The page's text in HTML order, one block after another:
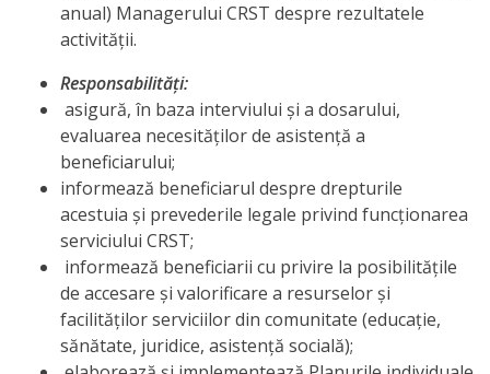
anual) Managerului CRST despre rezultatele
activităţii.
Responsabilităţi:
asigură, în baza interviului şi a dosarului,
evaluarea necesităților de asistență a
beneficiarului;
informează beneficiarul despre drepturile
acestuia şi prevederile legale privind funcționarea
serviciului CRST;
informează beneficiarii cu privire la posibilitățile
de accesare şi valorificare a resurselor şi
facilităților serviciilor din comunitate (educație,
sănătate, juridice, asistență socială);